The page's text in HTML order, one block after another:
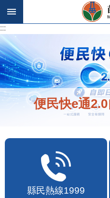
跳到主要內容區塊
:::
:::
便民快e通
縣民熱線1999